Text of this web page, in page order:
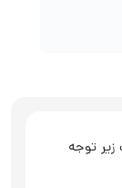
زیر توجه